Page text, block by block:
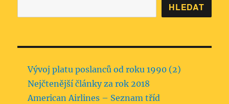
HLEDAT
Vývoj platu poslanců od roku 1990 (2)
Nejčtenější články za rok 2018
American Airlines – Seznam tříd